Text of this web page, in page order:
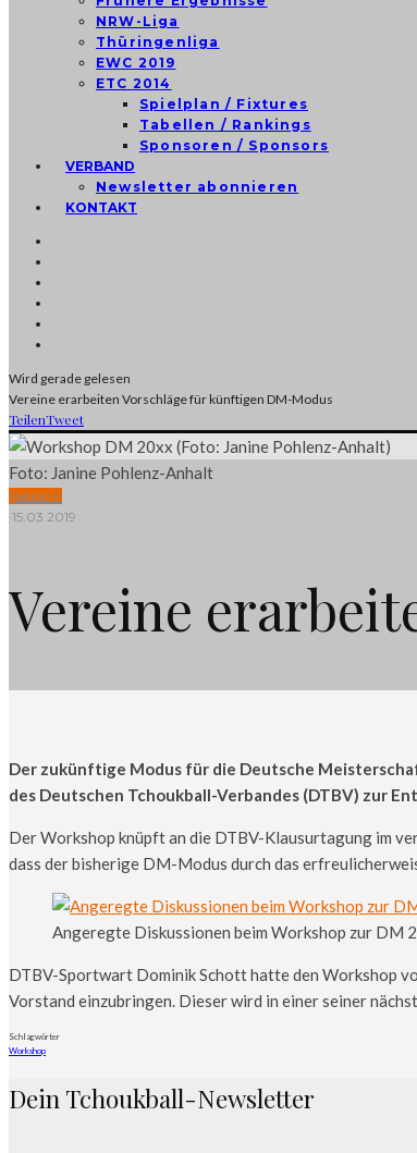
NRW-Liga
Thüringenliga
EWC 2019
ETC 2014
Spielplan / Fixtures
Tabellen / Rankings
Sponsoren / Sponsors
VERBAND
Newsletter abonnieren
KONTAKT
Wird gerade gelesen
Vereine erarbeiten Vorschläge für künftigen DM-Modus
TeilenTweet
Foto: Janine Pohlenz-Anhalt
National
·15.03.2019
Vereine
Der zukünftige Modus für die Deutsche
des Deutschen Tchoukball-Verbandes (DTBV) zur
Der Workshop knüpft an die DTBV-Klausurtagung im
dass der bisherige DM-Modus durch das
Angeregte Diskussionen beim Workshop zur DM
DTBV-Sportwart Dominik Schott hatte den Workshop
Vorstand einzubringen. Dieser wird in einer seiner
Schlagwörter
Workshop
Dein Tchoukball-Newsletter